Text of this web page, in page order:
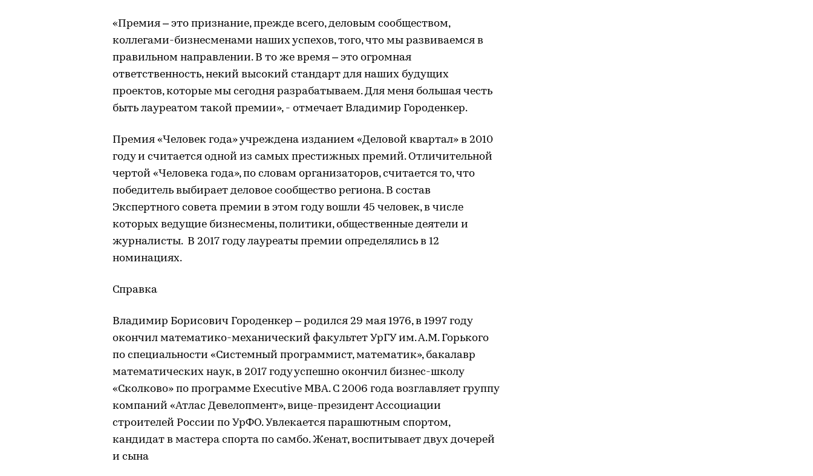
«Премия – это признание, прежде всего, деловым сообществом,
коллегами-бизнесменами наших успехов, того, что мы развиваемся в
правильном направлении. В то же время – это огромная
ответственность, некий высокий стандарт для наших будущих
проектов, которые мы сегодня разрабатываем. Для меня большая честь
быть лауреатом такой премии», - отмечает Владимир Городенкер.
Премия «Человек года» учреждена изданием «Деловой квартал» в 2010
году и считается одной из самых престижных премий. Отличительной
чертой «Человека года», по словам организаторов, считается то, что
победитель выбирает деловое сообщество региона. В состав
Экспертного совета премии в этом году вошли 45 человек, в числе
которых ведущие бизнесмены, политики, общественные деятели и
журналисты. В 2017 году лауреаты премии определялись в 12
номинациях.
Справка
Владимир Борисович Городенкер – родился 29 мая 1976, в 1997 году
окончил математико-механический факультет УрГУ им. А.М. Горького
по специальности «Системный программист, математик», бакалавр
математических наук, в 2017 году успешно окончил бизнес-школу
«Сколково» по программе Executive MBA. C 2006 года возглавляет группу
компаний «Атлас Девелопмент», вице-президент Ассоциации
строителей России по УрФО. Увлекается парашютным спортом,
кандидат в мастера спорта по самбо. Женат, воспитывает двух дочерей
и сына